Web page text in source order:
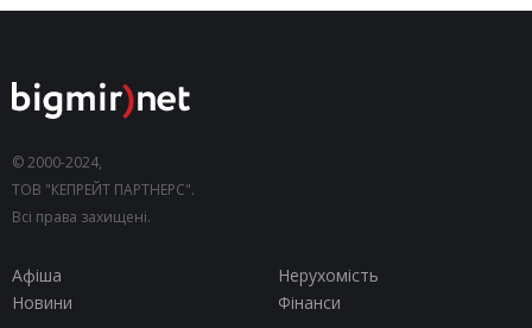
© 2000-2024,
ТОВ "КЕПРЕЙТ ПАРТНЕРС".
Всі права захищені.
Афіша
Нерухомість
Новини
Фінанси